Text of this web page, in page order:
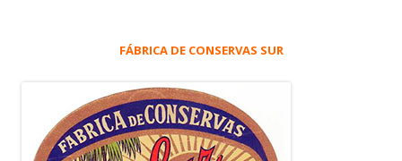
FÁBRICA DE CONSERVAS SUR